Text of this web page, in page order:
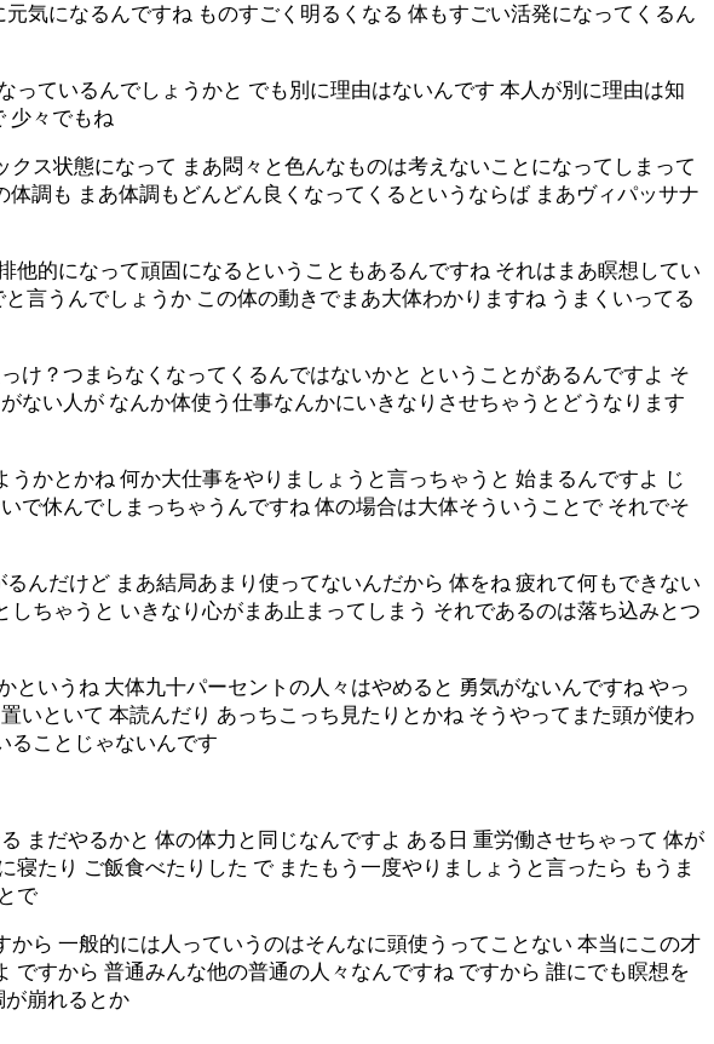
気になるんですね ものすごく明るくなる 体もすごい活発になってくるん
ているんでしょうかと でも別に理由はないんです 本人が別に理由は知
少々でもね
ス状態になって まあ悶々と色んなものは考えないことになってしまって
調も まあ体調もどんどん良くなってくるというならば まあヴィパッサナ
的になって頑固になるということもあるんですね それはまあ瞑想してい
言うんでしょうか この体の動きでまあ大体わかりますね うまくいってる
け？つまらなくなってくるんではないかと ということがあるんですよ そ
ない人が なんか体使う仕事なんかにいきなりさせちゃうとどうなります
かとかね 何か大仕事をやりましょうと言っちゃうと 始まるんですよ じ
で休んでしまっちゃうんですね 体の場合は大体そういうことで それでそ
んだけど まあ結局あまり使ってないんだから 体をね 疲れて何もできない
ちゃうと いきなり心がまあ止まってしまう それであるのは落ち込みとつ
いうね 大体九十パーセントの人々はやめると 勇気がないんですね やっ
いといて 本読んだり あっちこっち見たりとかね そうやってまた頭が使わ
ることじゃないんです
まだやるかと 体の体力と同じなんですよ ある日 重労働させちゃって 体が
たり ご飯食べたりした で またもう一度やりましょうと言ったら もうま
で
ら 一般的には人っていうのはそんなに頭使うってことない 本当にこの才
すから 普通みんな他の普通の人々なんですね ですから 誰にでも瞑想を
が崩れるとか